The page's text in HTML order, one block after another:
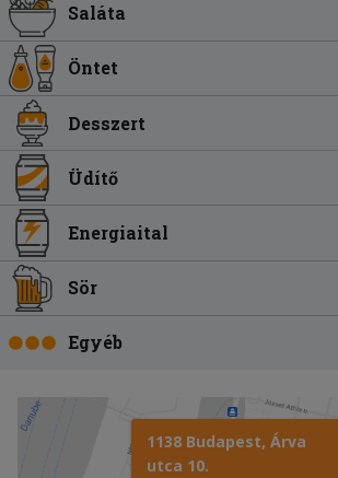
Saláta
Öntet
Desszert
Üdítő
Energiaital
Sör
Egyéb
1138 Budapest, Árva
utca 10.